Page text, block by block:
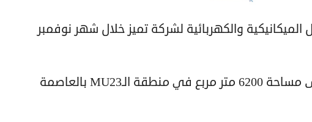
والكهربائية لشركة تميز خلال شهر نوفمبر
ويقع مشروع ايفورى بلازا على مساحة 6200 متر مربع في منطقة الـMU23 بالعاصمة